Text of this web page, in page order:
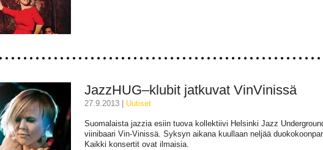
JazzHUG–klubit jatkuvat VinVinissä
27.9.2013 | uutiset
Suomalaista jazzia esiin tuova kollektiivi Helsinki Jazz
viinibaari Vin-Vinissä. Syksyn aikana kuullaan neljää
Kaikki konsertit ovat ilmaisia.